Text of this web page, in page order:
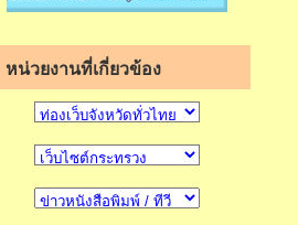
หน่วยงานที่เกี่ยวข้อง